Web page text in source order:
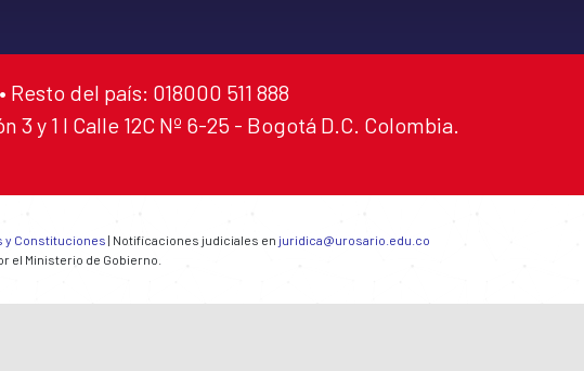
del país: 018000 511 888
y 1 I Calle 12C Nº 6-25 - Bogotá D.C. Colombia.
y Constituciones | Notificaciones judiciales en juridica@urosario.edu.co
el Ministerio de Gobierno.